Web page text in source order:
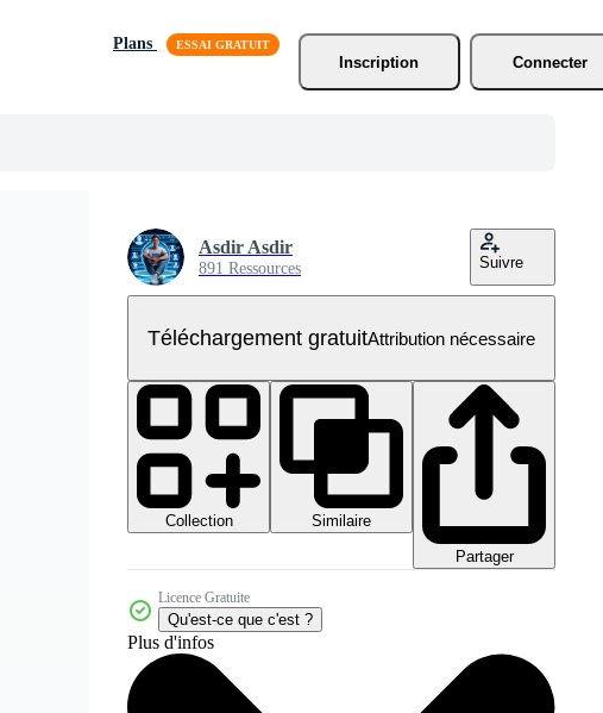
Plans
Inscription
Connecter
Asdir Asdir
891 Ressources Suivre
Téléchargement gratuitAttribution nécessaire
Collection
Similaire
Partager
Licence Gratuite
Qu'est-ce que c'est ?
Plus d'infos